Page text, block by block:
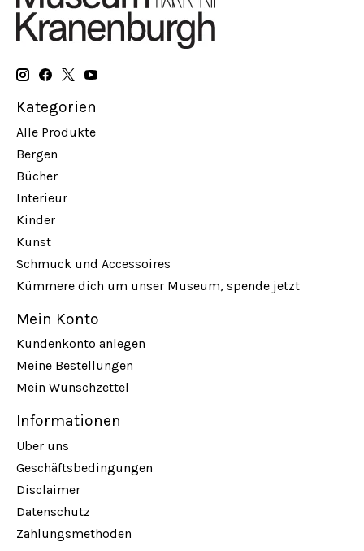
Kategorien
Alle Produkte
Bergen
Bücher
Interieur
Kinder
Kunst
Schmuck und Accessoires
Kümmere dich um unser Museum, spende jetzt
Mein Konto
Kundenkonto anlegen
Meine Bestellungen
Mein Wunschzettel
Informationen
Über uns
Geschäftsbedingungen
Disclaimer
Datenschutz
Zahlungsmethoden